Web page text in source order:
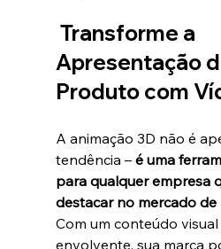
Transforme a
Apresentação
Produto com
A animação 3D não é
tendência – é uma
para qualquer empresa
destacar no mercado
Com um conteúdo
envolvente, sua marca